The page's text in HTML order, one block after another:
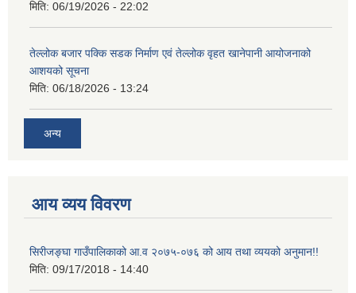
मिति: 06/19/2026 - 22:02
तेल्लोक बजार पक्कि सडक निर्माण एवं तेल्लोक वृहत खानेपानी आयोजनाको
आशयको सूचना
मिति: 06/18/2026 - 13:24
अन्य
आय व्यय विवरण
सिरीजङ्घा गाउँपालिकाको आ.व २०७५-०७६ को आय तथा व्ययको अनुमान!!
मिति: 09/17/2018 - 14:40